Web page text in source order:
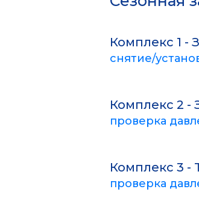
Комплекс 1 -
снятие/
Комплекс 2 -
проверка
Комплекс 3 -
проверка